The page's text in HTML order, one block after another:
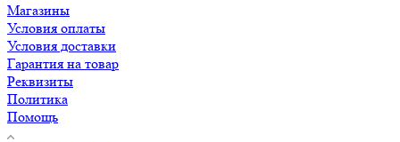
Магазины
Условия оплаты
Условия доставки
Гарантия на товар
Реквизиты
Политика
Помощь